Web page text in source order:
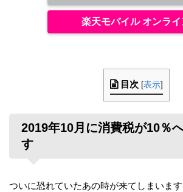
楽天モバイル オンライ
目次 [表示]
2019年10月に消費税が10％
す
ついに恐れていたあの時が来てしまいます